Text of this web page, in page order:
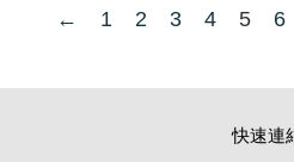
← 1 2 3 4 5 6
快速連